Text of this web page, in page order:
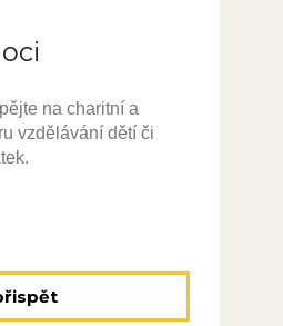
na charitní a
vzdělávání dětí či